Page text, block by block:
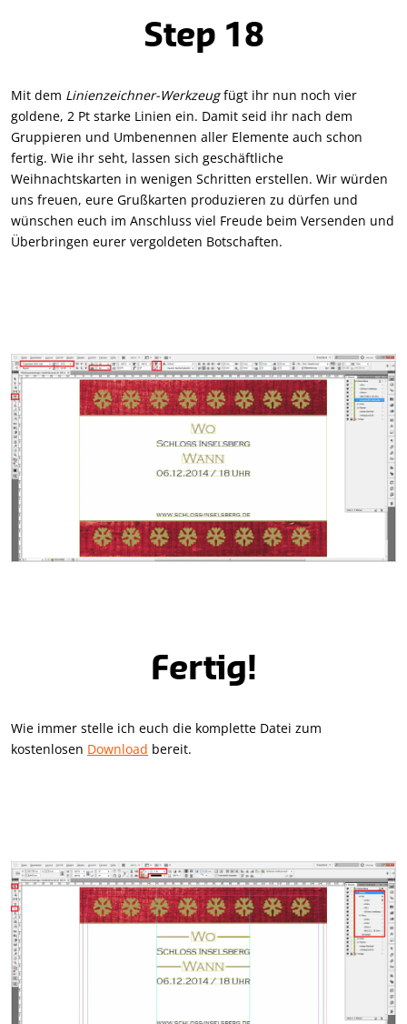
Step 18
Mit dem Linienzeichner-Werkzeugfügt ihr nun noch vier
goldene, 2 Pt starke Linien ein. Damit seid ihr nach dem
Gruppieren und Umbenennen aller Elemente auch schon
fertig. Wie ihr seht, lassen sich geschäftliche
Weihnachtskarten in wenigen Schritten erstellen. Wir würden
uns freuen, eure Grußkarten produzieren zu dürfen und
wünschen euch im Anschluss viel Freude beim Versenden und
Überbringen eurer vergoldeten Botschaften.
Fertig!
Wie immer stelle ich euch die komplette Datei zum
kostenlosen Download bereit.